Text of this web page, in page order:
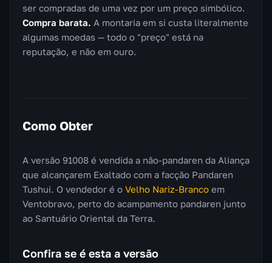
ser compradas de uma vez por um preço simbólico.
Compra barata. A montaria em si custa literalmente
algumas moedas — todo o "preço" está na
reputação, e não em ouro.
Como Obter
A versão 91008 é vendida a não-pandaren da Aliança
que alcançarem Exaltado com a facção Pandaren
Tushui. O vendedor é o Velho Nariz-Branco em
Ventobravo, perto do acampamento pandaren junto
ao Santuário Oriental da Terra.
Confira se é esta a versão